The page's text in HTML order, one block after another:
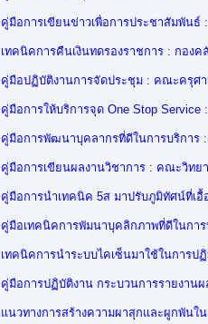
คู่มือการเขียนข่าวเพื่อการประชาสัมพันธ์
เทคนิคการคืนเงินทดรองราชการ : กองค
คู่มือปฏิบัติงานการจัดประชุม : คณะครุศ
คู่มือการให้บริการจุด One Stop
คู่มือการพัฒนาบุคลากรที่ดีในการบริการ
คู่มือการเขียนผลงานวิชาการ : คณะวิทย
คู่มือการนำเทคนิค 5ส มาปรับภูมิทัศน์ที่เ
คู่มือเทคนิคการพัมนาบุคลิกภาพที่ดีในกา
เทคนิคการนำระบบไคเซ็นมาใช้ในการป
คู่มือการปฏิบัติงาน กระบวนการรายงาน
แนวทางการสร้างความผาสุกและผูกพันใ